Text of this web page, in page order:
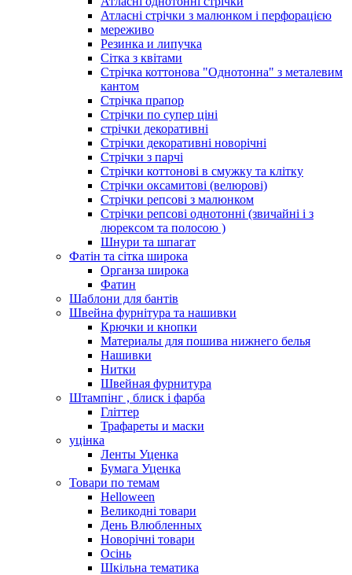
Атласні стрічки з малюнком і перфорацією
мереживо
Резинка и липучка
Сітка з квітами
Стрічка коттонова "Однотонна" з металевим
кантом
Стрічка прапор
Стрічки по супер ціні
стрічки декоративні
Стрічки декоративні новорічні
Стрічки з парчі
Стрічки коттонові в смужку та клітку
Стрічки оксамитові (велюрові)
Стрічки репсові з малюнком
Стрічки репсові однотонні (звичайні і з
люрексом та полосою )
Шнури та шпагат
Фатін та сітка широка
Органза широка
Фатин
Шаблони для бантів
Швейна фурнітура та нашивки
Крючки и кнопки
Материалы для пошива нижнего белья
Нашивки
Нитки
Швейная фурнитура
Штампінг , блиск і фарба
Гліттер
Трафареты и маски
уцінка
Ленты Уценка
Бумага Уценка
Товари по темам
Helloween
Великодні товари
День Влюбленных
Новорічні товари
Осінь
Шкільна тематика